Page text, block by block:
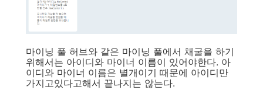
마이닝 풀 허브와 같은 마이닝 풀에서 채굴을 하기
위해서는 아이디와 마이너 이름이 있어야한다. 아
이디와 마이너 이름은 별개이기 때문에 아이디만
가지고있다고해서 끝나지는 않는다.